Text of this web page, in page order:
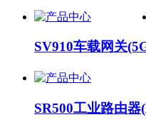
SV910车载网关
SR500工业路由器